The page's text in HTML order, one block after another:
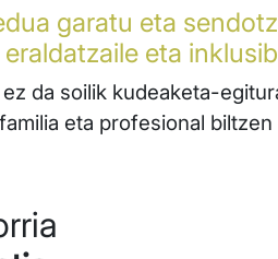
garatu eta
eta
da soilik kudeaketa-
eta profesional